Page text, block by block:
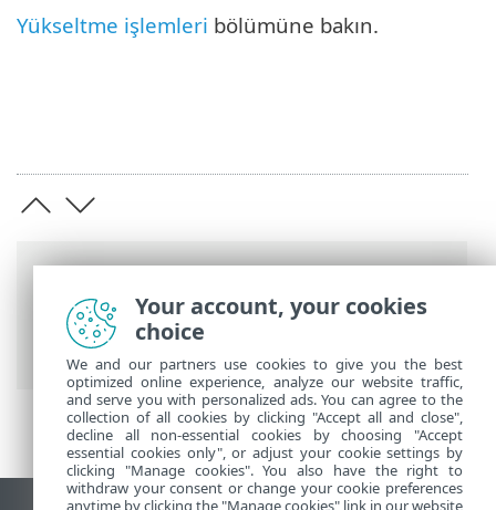
ESET Online Yardım
ESET PROTECT On-
Prem> Taşıma ve yeniden yükleme
Yükseltme işlemleri bölümüne bakın.
Your account, your cookies
choice
We and our partners use cookies to give you the best
optimized online experience, analyze our website traffic,
and serve you with personalized ads. You can agree to the
collection of all cookies by clicking "Accept all and close",
decline all non-essential cookies by choosing "Accept
essential cookies only", or adjust your cookie settings by
clicking "Manage cookies". You also have the right to
withdraw your consent or change your cookie preferences
anytime by clicking the "Manage cookies" link in our website